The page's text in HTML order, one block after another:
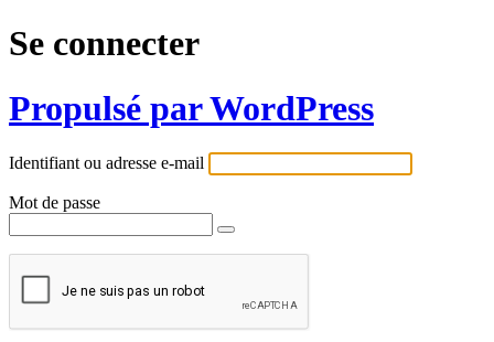
Se connecter
Propulsé par WordPress
Identifiant ou adresse e-mail
Mot de passe